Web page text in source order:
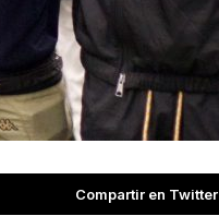
Compartir en Twitter